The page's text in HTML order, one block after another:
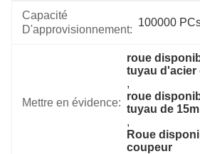
Capacité
D'approvisionnement:
100000
Mettre en évidence:
roue
tuyau d'acier
,
roue
tuyau de
,
Roue
coupeur